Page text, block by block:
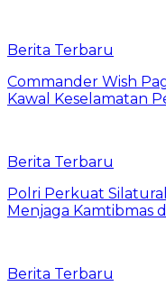
Berita Terbaru
Commander Wish
Kawal Keselamatan
Berita Terbaru
Polri Perkuat
Menjaga Kamtibmas
Berita Terbaru